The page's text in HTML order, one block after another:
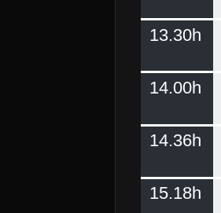
13.30h
14.00h
14.36h
15.18h